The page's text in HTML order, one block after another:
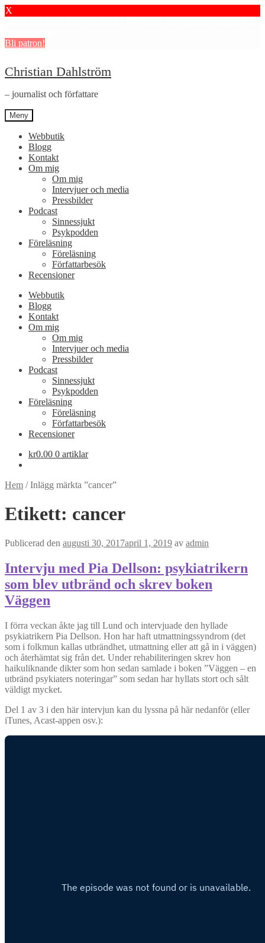
X
Bli patron!
Hoppa
till
navigering
Hoppa
till
innehåll
Christian Dahlström
– journalist och författare
Meny
Webbutik
Blogg
Kontakt
Om mig
Om mig
Intervjuer och media
Pressbilder
Podcast
Sinnessjukt
Psykpodden
Föreläsning
Föreläsning
Författarbesök
Recensioner
Webbutik
Blogg
Kontakt
Om mig
Om mig
Intervjuer och media
Pressbilder
Podcast
Sinnessjukt
Psykpodden
Föreläsning
Föreläsning
Författarbesök
Recensioner
kr0.00 0 artiklar
Hem /Inlägg märkta ”cancer”
Etikett: cancer
Publicerad den augusti 30, 2017april 1, 2019 av admin
Intervju med Pia Dellson: psykiatrikern
som blev utbränd och skrev boken
Väggen
I förra veckan åkte jag till Lund och intervjuade den hyllade
psykiatrikern Pia Dellson. Hon har haft utmattningssyndrom (det
som i folkmun kallas utbrändhet, utmattning eller att gå in i väggen)
och återhämtat sig från det. Under rehabiliteringen skrev hon
haikuliknande dikter som hon sedan samlade i boken ”Väggen – en
utbränd psykiaters noteringar” som sedan har hyllats stort och sålt
väldigt mycket.
Del 1 av 3 i den här intervjun kan du lyssna på här nedanför (eller
iTunes, Acast-appen osv.):